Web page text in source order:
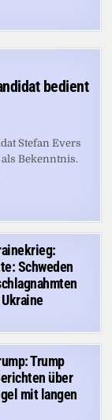
bedient
Stefan Evers
Bekenntnis.
Schweden
Trump
über
mit langen